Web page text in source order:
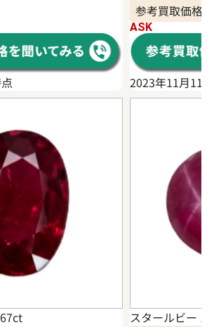
参考買取価格
ASK
2023年11月11
スタールビー